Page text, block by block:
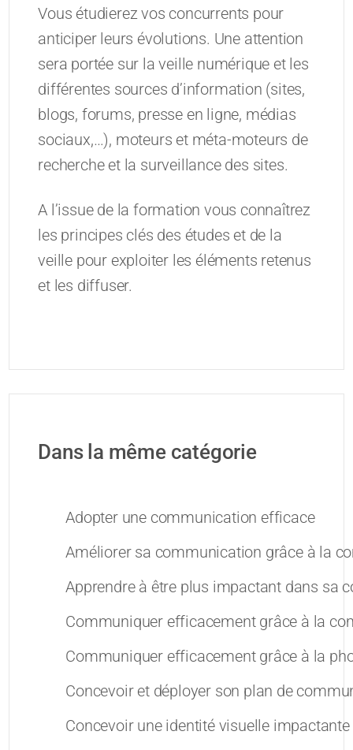
Vous étudierez vos concurrents pour
anticiper leurs évolutions. Une attention
sera portée sur la veille numérique et les
différentes sources d’information (sites,
blogs, forums, presse en ligne, médias
sociaux,…), moteurs et méta-moteurs de
recherche et la surveillance des sites.
A l’issue de la formation vous connaîtrez
les principes clés des études et de la
veille pour exploiter les éléments retenus
et les diffuser.
Dans la même catégorie
Adopter une communication efficace
Améliorer sa communication grâce à la
Apprendre à être plus impactant dans sa
Communiquer efficacement grâce à la
Communiquer efficacement grâce à la
Concevoir et déployer son plan de
Concevoir une identité visuelle impactante